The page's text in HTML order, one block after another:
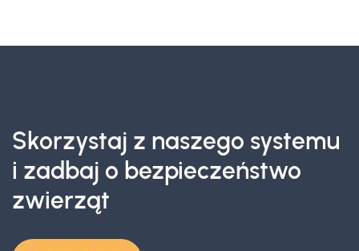
Skorzystaj z naszego systemu
i zadbaj o bezpieczeństwo
zwierząt